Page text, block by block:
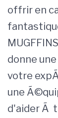
offrir en
donne
votre
une
d'aider Ã